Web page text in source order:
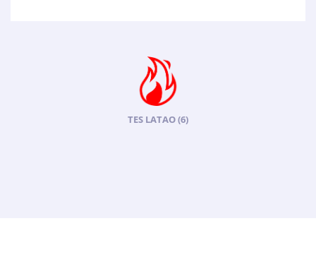
TES LATAO(6)